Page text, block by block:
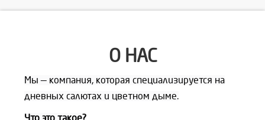
О НАС
Мы — компания, которая специализируется на
дневных салютах и цветном дыме.